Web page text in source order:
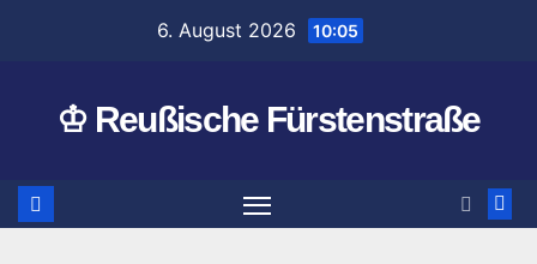
6. August 2026 10:05
♔ Reußische Fürstenstraße